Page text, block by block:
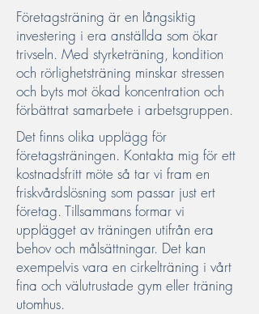
Företagsträning är en långsiktig
investering i era anställda som ökar
trivseln. Med styrketräning, kondition
och rörlighetsträning minskar stressen
och byts mot ökad koncentration och
förbättrat samarbete i arbetsgruppen.
Det finns olika upplägg för
företagsträningen. Kontakta mig för ett
kostnadsfritt möte så tar vi fram en
friskvårdslösning som passar just ert
företag. Tillsammans formar vi
upplägget av träningen utifrån era
behov och målsättningar. Det kan
exempelvis vara en cirkelträning i vårt
fina och välutrustade gym eller träning
utomhus.